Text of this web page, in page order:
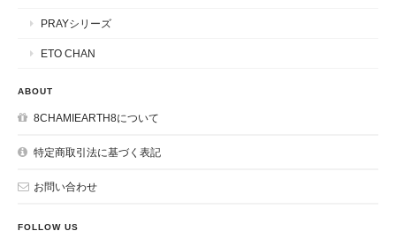
PRAYシリーズ
ETO CHAN
ABOUT
8CHAMIEARTH8について
特定商取引法に基づく表記
お問い合わせ
FOLLOW US